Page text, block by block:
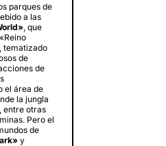
parques de
a las
, que
tematizado
de
de
el área de
la jungla
entre otras
Pero el
de
y